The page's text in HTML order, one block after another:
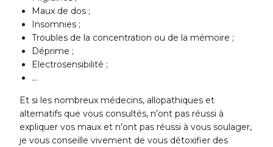
Maux de dos ;
Insomnies ;
Troubles de la concentration ou de la mémoire ;
Déprime ;
Electrosensibilité ;
…
Et si les nombreux médecins, allopathiques et
alternatifs que vous consultés, n’ont pas réussi à
expliquer vos maux et n’ont pas réussi à vous soulager,
je vous conseille vivement de vous détoxifier des